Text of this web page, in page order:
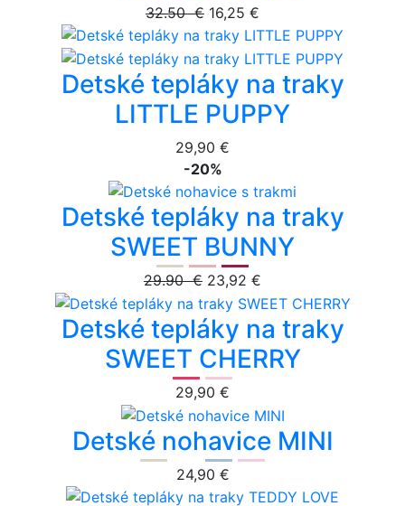
32.50 € 16,25 €
Detské tepláky na traky
LITTLE PUPPY
29,90 €
-20%
Detské tepláky na traky
SWEET BUNNY
29.90 € 23,92 €
Detské tepláky na traky
SWEET CHERRY
29,90 €
Detské nohavice MINI
24,90 €